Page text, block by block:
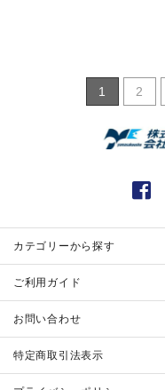
1 2
カテゴリーから探す
ご利用ガイド
お問い合わせ
特定商取引法表示